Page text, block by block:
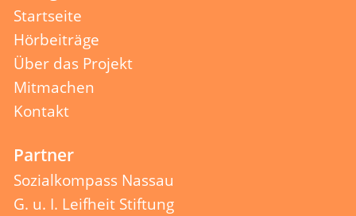
Startseite
Hörbeiträge
Über das Projekt
Mitmachen
Kontakt
Partner
Sozialkompass Nassau
G. u. I. Leifheit Stiftung